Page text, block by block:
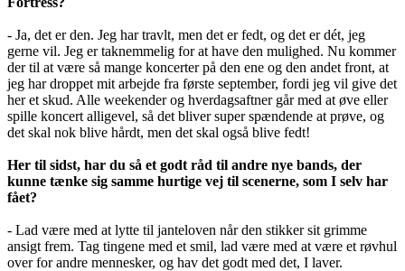
- Ja, det er den. Jeg har travlt, men det er fedt, og det er dét, jeg
gerne vil. Jeg er taknemmelig for at have den mulighed. Nu kommer
der til at være så mange koncerter på den ene og den andet front, at
jeg har droppet mit arbejde fra første september, fordi jeg vil give det
her et skud. Alle weekender og hverdagsaftner går med at øve eller
spille koncert alligevel, så det bliver super spændende at prøve, og
det skal nok blive hårdt, men det skal også blive fedt!
Her til sidst, har du så et godt råd til andre nye bands, der
kunne tænke sig samme hurtige vej til scenerne, som I selv har
fået?
- Lad være med at lytte til janteloven når den stikker sit grimme
ansigt frem. Tag tingene med et smil, lad være med at være et røvhul
over for andre mennesker, og hav det godt med det, I laver.